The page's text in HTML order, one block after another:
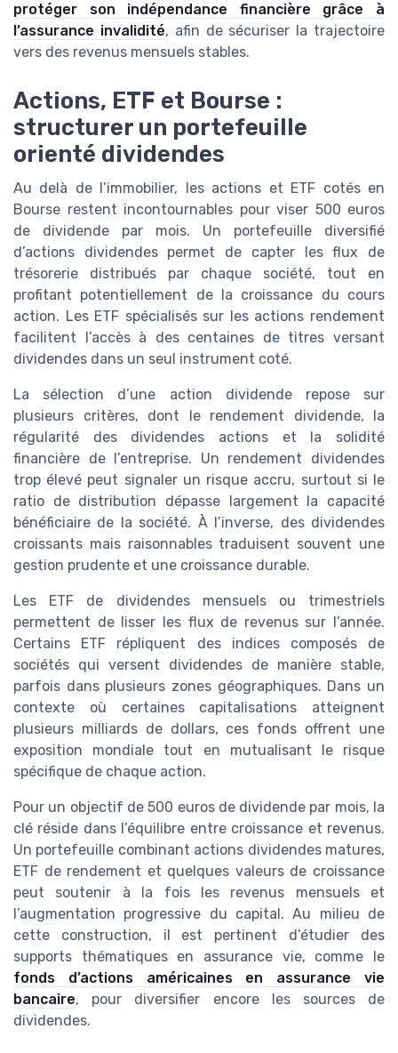
protéger son indépendance financière grâce à
l’assurance invalidité, afin de sécuriser la trajectoire
vers des revenus mensuels stables.
Actions, ETF et Bourse :
structurer un portefeuille
orienté dividendes
Au delà de l’immobilier, les actions et ETF cotés en
Bourse restent incontournables pour viser 500 euros
de dividende par mois. Un portefeuille diversifié
d’actions dividendes permet de capter les flux de
trésorerie distribués par chaque société, tout en
profitant potentiellement de la croissance du cours
action. Les ETF spécialisés sur les actions rendement
facilitent l’accès à des centaines de titres versant
dividendes dans un seul instrument coté.
La sélection d’une action dividende repose sur
plusieurs critères, dont le rendement dividende, la
régularité des dividendes actions et la solidité
financière de l’entreprise. Un rendement dividendes
trop élevé peut signaler un risque accru, surtout si le
ratio de distribution dépasse largement la capacité
bénéficiaire de la société. À l’inverse, des dividendes
croissants mais raisonnables traduisent souvent une
gestion prudente et une croissance durable.
Les ETF de dividendes mensuels ou trimestriels
permettent de lisser les flux de revenus sur l’année.
Certains ETF répliquent des indices composés de
sociétés qui versent dividendes de manière stable,
parfois dans plusieurs zones géographiques. Dans un
contexte où certaines capitalisations atteignent
plusieurs milliards de dollars, ces fonds offrent une
exposition mondiale tout en mutualisant le risque
spécifique de chaque action.
Pour un objectif de 500 euros de dividende par mois, la
clé réside dans l’équilibre entre croissance et revenus.
Un portefeuille combinant actions dividendes matures,
ETF de rendement et quelques valeurs de croissance
peut soutenir à la fois les revenus mensuels et
l’augmentation progressive du capital. Au milieu de
cette construction, il est pertinent d’étudier des
supports thématiques en assurance vie, comme le
fonds d’actions américaines en assurance vie
bancaire, pour diversifier encore les sources de
dividendes.